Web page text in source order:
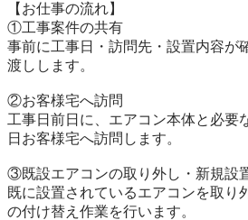
【お仕事の流れ】
①工事案件の共有
事前に工事日・訪問先・設置内容が
渡しします。
②お客様宅へ訪問
工事日前日に、エアコン本体と必要
日お客様宅へ訪問します。
③既設エアコンの取り外し・新規設
既に設置されているエアコンを取り
の付け替え作業を行います。